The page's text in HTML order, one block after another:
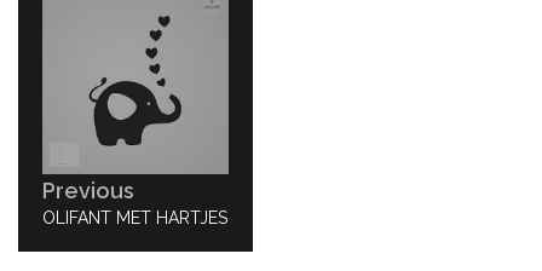
Previous
PREVIOUS
OLIFANT MET HARTJES